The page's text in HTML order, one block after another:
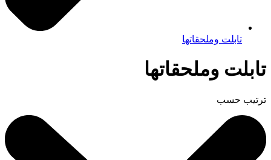
تابلت وملحقاتها
تابلت وملحقاتها
ترتيب حسب